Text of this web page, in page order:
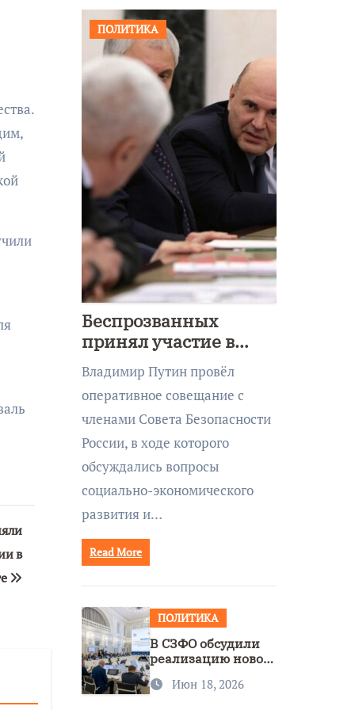
в
ПОЛИТИКА
Беспрозванных
принял участие в
совещании Совбеза
под руководством
Путина
Владимир Путин провёл
оперативное совещание с
членами Совета Безопасности
России, в ходе которого
обсуждались вопросы
социально-экономического
развития и…
Read More
ПОЛИТИКА
В СЗФО обсудили
реализацию новой
нацполитики
Июн 18, 2026